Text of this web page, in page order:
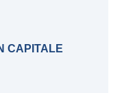
CAPITALE